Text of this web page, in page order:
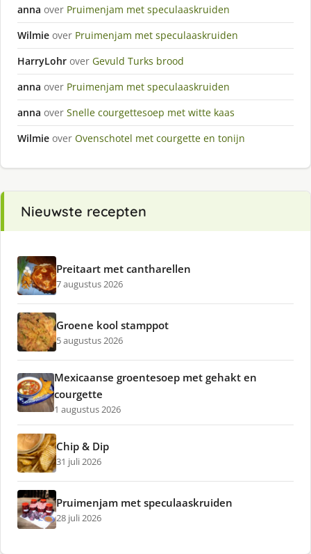
anna over Pruimenjam met speculaaskruiden
Wilmie over Pruimenjam met speculaaskruiden
HarryLohr over Gevuld Turks brood
anna over Pruimenjam met speculaaskruiden
anna over Snelle courgettesoep met witte kaas
Wilmie over Ovenschotel met courgette en tonijn
Nieuwste recepten
Preitaart met cantharellen
7 augustus 2026
Groene kool stamppot
5 augustus 2026
Mexicaanse groentesoep met gehakt en
courgette
1 augustus 2026
Chip & Dip
31 juli 2026
Pruimenjam met speculaaskruiden
28 juli 2026